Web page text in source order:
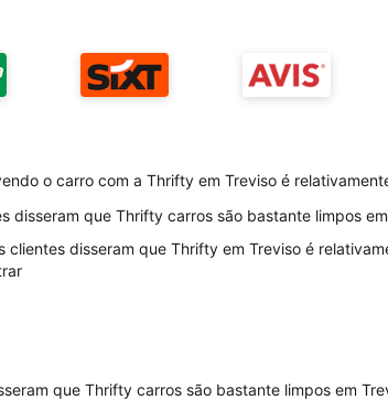
o carro com a Thrifty em Treviso é
disseram que Thrifty carros são bastante limpos
clientes disseram que Thrifty em Treviso é
que Thrifty carros são bastante limpos em